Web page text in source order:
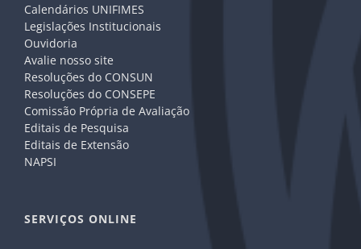
Calendários UNIFIMES
Legislações Institucionais
Ouvidoria
Avalie nosso site
Resoluções do CONSUN
Resoluções do CONSEPE
Comissão Própria de Avaliação
Editais de Pesquisa
Editais de Extensão
NAPSI
SERVIÇOS ONLINE